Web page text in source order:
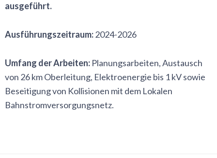
ausgeführt.
Ausführungszeitraum:2024-2026
Umfang der Arbeiten: Planungsarbeiten, Austausch
von 26 km Oberleitung, Elektroenergie bis 1 kV sowie
Beseitigung von Kollisionen mit dem Lokalen
Bahnstromversorgungsnetz.